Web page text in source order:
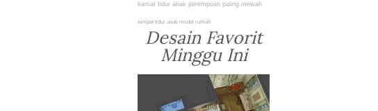
kamar tidur anak perempuan paling mewah
tempat tidur anak model rumah
Desain Favorit
Minggu Ini